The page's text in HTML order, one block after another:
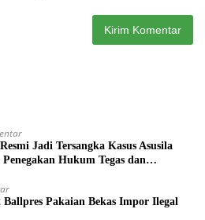
Jadi Tersangka Kasus Asusila
Hukum Tegas dan
Pakaian Bekas Impor Ilegal